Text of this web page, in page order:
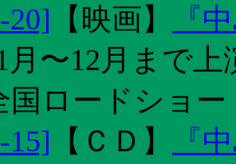
20] 【 映画】
『
月〜12月まで
国ロードショー
15] 【 ＣＤ 】
『